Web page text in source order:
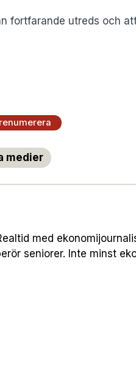
fortfarande utreds och
medier
med
seniorer. Inte minst